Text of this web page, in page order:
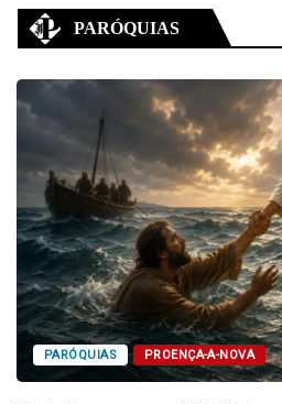
PARÓQUIAS
PARÓQUIAS PROENÇA-A-NOVA